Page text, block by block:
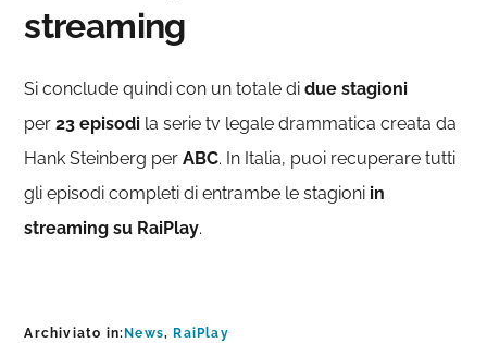
streaming
Si conclude quindi con un totale didue stagioni
per23 episodi la serie tv legale drammatica creata da
Hank Steinberg perABC. In Italia, puoi recuperare tutti
gli episodi completi di entrambe le stagioni in
streaming su RaiPlay.
Archiviato in: News, RaiPlay